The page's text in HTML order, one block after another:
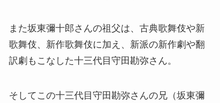
また坂東彌十郎さんの祖父は、古典歌舞伎や新
歌舞伎、新作歌舞伎に加え、新派の新作劇や翻
訳劇もこなした十三代目守田勘弥さん。
そしてこの十三代目守田勘弥さんの兄（坂東彌